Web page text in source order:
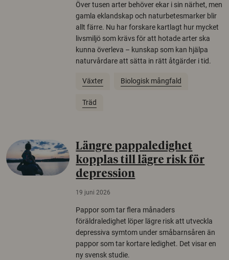
Över tusen arter behöver ekar i sin närhet, men
gamla eklandskap och naturbetesmarker blir
allt färre. Nu har forskare kartlagt hur mycket
livsmiljö som krävs för att hotade arter ska
kunna överleva – kunskap som kan hjälpa
naturvårdare att sätta in rätt åtgärder i tid.
Växter Biologisk mångfald
Träd
Längre pappaledighet
kopplas till lägre risk för
depression
19 juni 2026
Pappor som tar flera månaders
föräldraledighet löper lägre risk att utveckla
depressiva symtom under småbarnsåren än
pappor som tar kortare ledighet. Det visar en
ny svensk studie.